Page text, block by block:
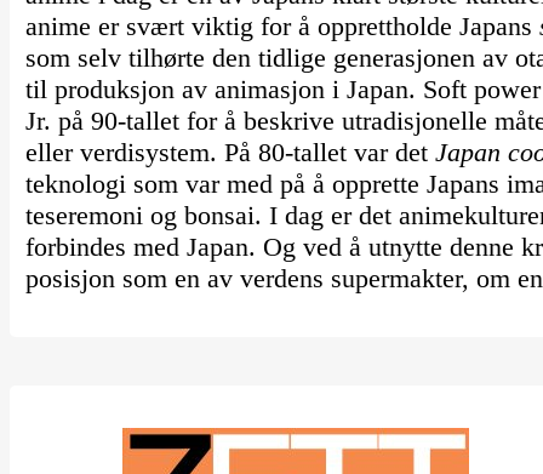
anime er svært viktig for å opprettholde Japans
som selv tilhørte den tidlige generasjonen av
til produksjon av animasjon i Japan. Soft
Jr. på 90-tallet for å beskrive utradisjonelle
eller verdisystem. På 80-tallet var det Japan
teknologi som var med på å opprette Japans
teseremoni og bonsai. I dag er det
forbindes med Japan. Og ved å utnytte denne
posisjon som en av verdens supermakter, om